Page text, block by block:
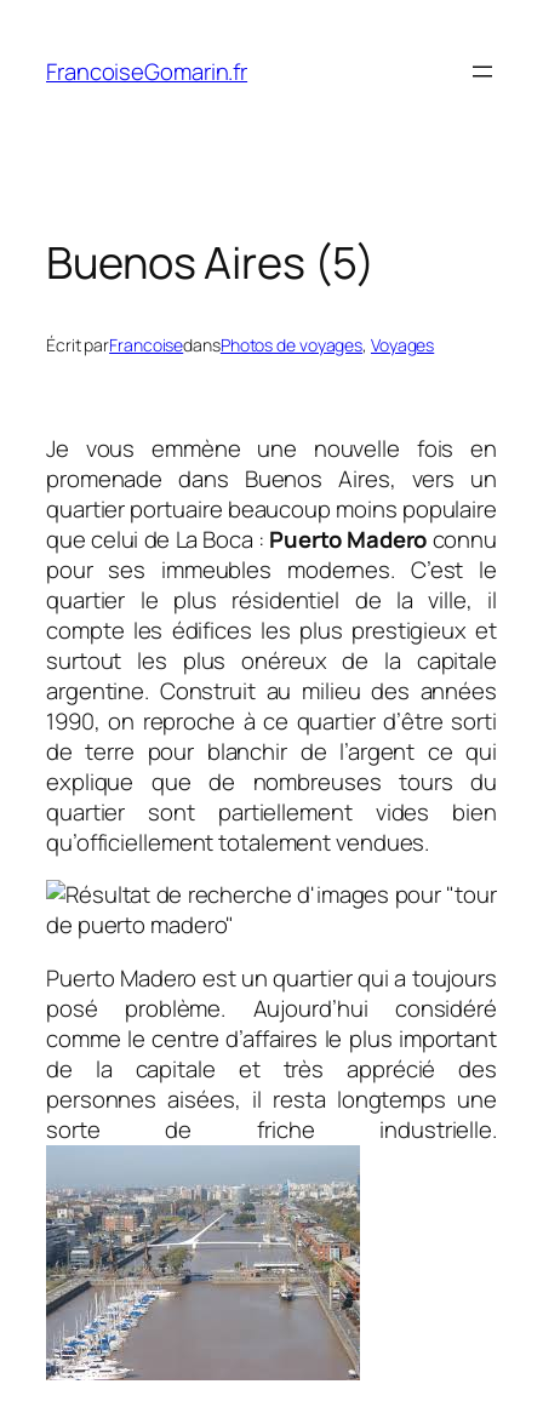
contenu
FrancoiseGomarin.fr
Buenos Aires (5)
Écrit parFrancoisedansPhotos de voyages, Voyages
Je vous emmène une nouvelle fois en
promenade dans Buenos Aires, vers un
quartier portuaire beaucoup moins populaire
que celui de La Boca : Puerto Maderoconnu
pour ses immeubles modernes. C’est le
quartier le plus résidentiel de la ville, il
compte les édifices les plus prestigieux et
surtout les plus onéreux de la capitale
argentine. Construit au milieu des années
1990, on reproche à ce quartier d’être sorti
de terre pour blanchir de l’argent ce qui
explique que de nombreuses tours du
quartier sont partiellement vides bien
qu’officiellement totalement vendues.
Puerto Madero est un quartier qui a toujours
posé problème. Aujourd’hui considéré
comme le centre d’affaires le plus important
de la capitale et très apprécié des
personnes aisées, il resta longtemps une
sorte de friche industrielle.